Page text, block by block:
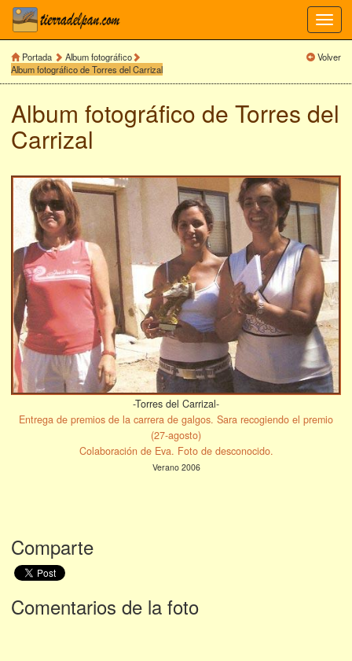
Portada
Album fotográfico
Album fotográfico de Torres del Carrizal
Volver
Album fotográfico de Torres del
Carrizal
-Torres del Carrizal-
Entrega de premios de la carrera de galgos. Sara recogiendo el premio
(27-agosto)
Colaboración de Eva. Foto de desconocido.
Verano 2006
Comparte
Comentarios de la foto